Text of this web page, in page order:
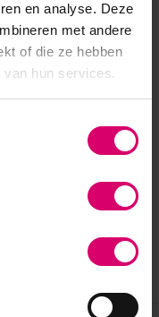
en analyse. Deze
met andere
of die ze hebben
hun services.